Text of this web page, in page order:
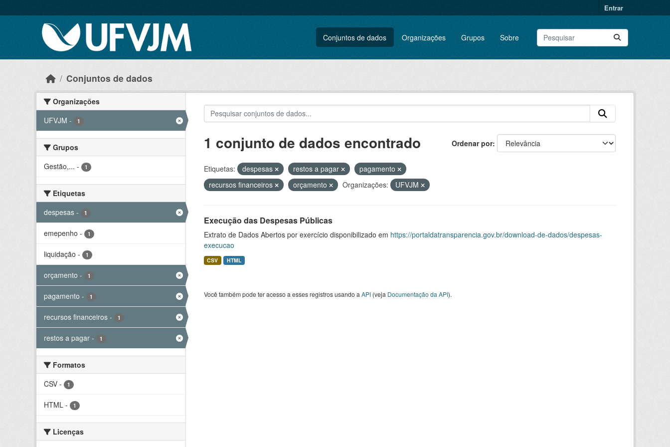
Entrar
Conjuntos de dados Organizações Grupos Sobre
Conjuntos de dados
Organizações
UFVJM - 1
Grupos
Gestão,... - 1
Etiquetas
despesas - 1
emepenho - 1
liquidação - 1
orçamento - 1
pagamento - 1
recursos financeiros - 1
restos a pagar - 1
Formatos
CSV - 1
HTML - 1
Licenças
Ordenar por
1 conjunto de dados encontrado
Etiquetas: despesas restos a pagar
pagamento
recursos financeiros
orçamento Organizações: UFVJM
Execução das Despesas Públicas
Extrato de Dados Abertos por exercício disponibilizado em https://portaldatransparencia.gov.br/download-de-dados/despesas-
execucao
CSV HTML
Você também pode ter acesso a esses registros usando a API(veja Documentação da API).